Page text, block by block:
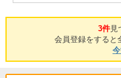
3件見
会員登録をすると